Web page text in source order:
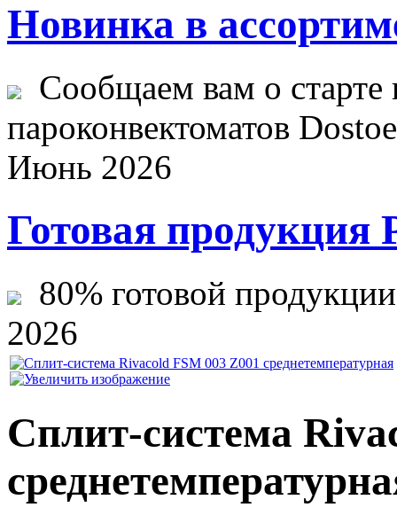
Новинка в
Сообщаем вам о старте
пароконвектоматов
Июнь 2026
Готовая продукция
80% готовой
2026
Сплит-система